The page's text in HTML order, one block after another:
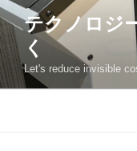
コ
ン
テ
ツ
テクノロジ
く
Let's reduce invisible